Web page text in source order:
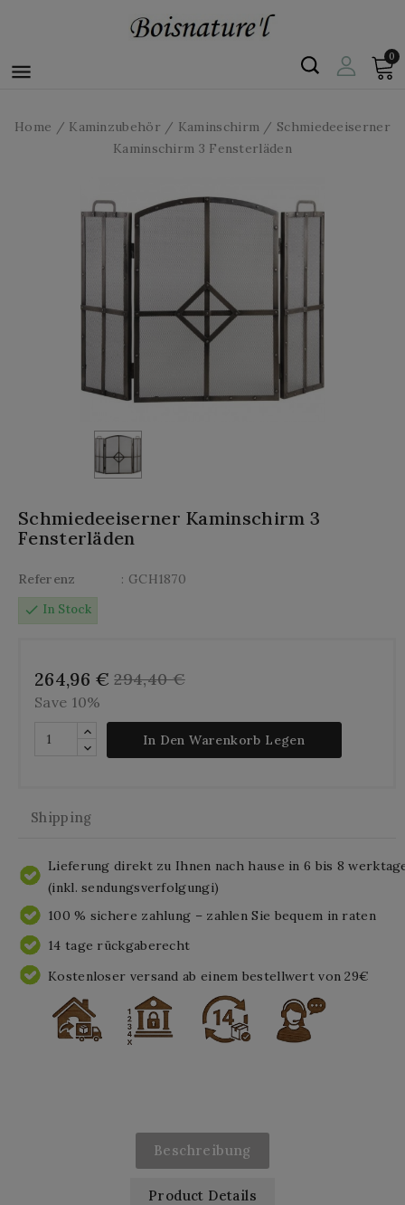

0
Home Kaminzubehör Kaminschirm
Schmiedeeiserner
Kaminschirm 3 Fensterläden
Schmiedeeiserner Kaminschirm 3
Fensterläden
Referenz
: GCH1870
check In Stock
264,96 € 294,40 €
Save 10%
In Den Warenkorb Legen
Shipping
Lieferung direkt zu Ihnen nach hause in 6 bis 8
(inkl. sendungsverfolgungi)
100 % sichere zahlung – zahlen Sie bequem in raten
14 tage rückgaberecht
Kostenloser versand ab einem bestellwert von 29€
Beschreibung
Product Details